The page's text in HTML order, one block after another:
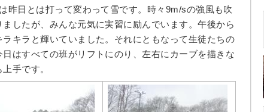
昨日とは打って変わって雪です。時々9m/sの強風も吹
したが、みんな元気に実習に励んでいます。午後から
キラと輝いていました。それにともなって生徒たちの
はすべての班がリフトにのり、左右にカーブを描きな
手です。